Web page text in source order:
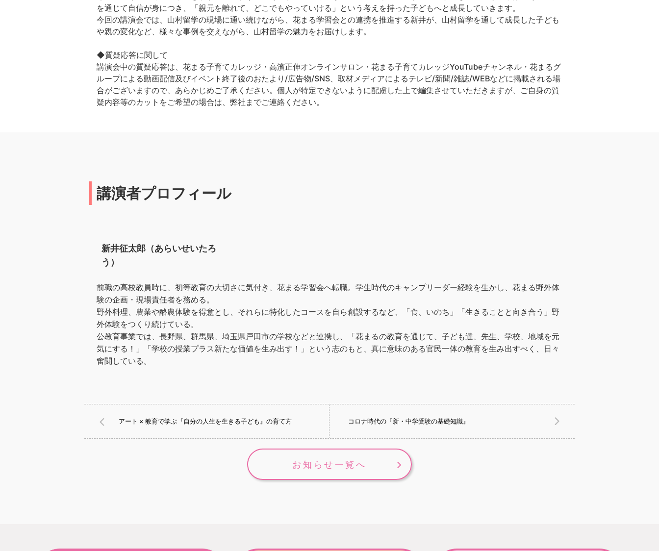
を通じて自信が身につき、「親元を離れて、どこでもやっていける」という考えを持った子どもへと成長していきます。
今回の講演会では、山村留学の現場に通い続けながら、花まる学習会との連携を推進する新井が、山村留学を通して成長した子ども
や親の変化など、様々な事例を交えながら、山村留学の魅力をお届けします。
◆質疑応答に関して
講演会中の質疑応答は、花まる子育てカレッジ・高濱正伸オンラインサロン・花まる子育てカレッジYouTubeチャンネル・花まるグ
ループによる動画配信及びイベント終了後のおたより/広告物/SNS、取材メディアによるテレビ/新聞/雑誌/WEBなどに掲載される場
合がございますので、あらかじめご了承ください。個人が特定できないように配慮した上で編集させていただきますが、ご自身の質
疑内容等のカットをご希望の場合は、弊社までご連絡ください。
講演者プロフィール
新井征太郎（あらいせいたろ
う）
前職の高校教員時に、初等教育の大切さに気付き、花まる学習会へ転職。学生時代のキャンプリーダー経験を生かし、花まる野外体
験の企画・現場責任者を務める。
野外料理、農業や酪農体験を得意とし、それらに特化したコースを自ら創設するなど、「食、いのち」「生きることと向き合う」野
外体験をつくり続けている。
公教育事業では、長野県、群馬県、埼玉県戸田市の学校などと連携し、「花まるの教育を通じて、子ども達、先生、学校、地域を元
気にする！」「学校の授業プラス新たな価値を生み出す！」という志のもと、真に意味のある官民一体の教育を生み出すべく、日々
奮闘している。
アート × 教育で学ぶ『自分の人生を生きる子ども』の育て方 コロナ時代の『新・中学受験の基礎知識』
お知らせ一覧へ